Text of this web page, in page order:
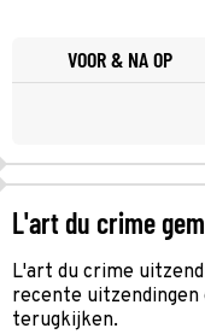
VOOR & NA OP
L'art du crime
L'art du crime
recente
terugkijken.